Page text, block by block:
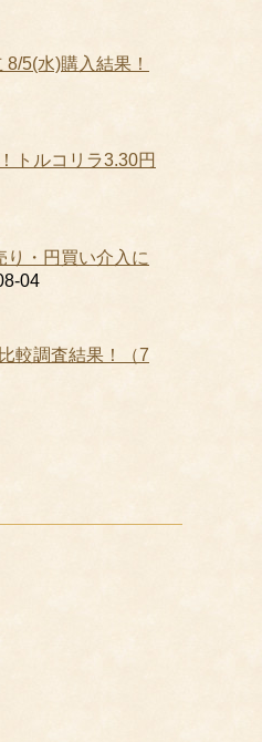
5(水)購入結果！
トルコリラ3.30円
り・円買い介入に
04
較調査結果！（7